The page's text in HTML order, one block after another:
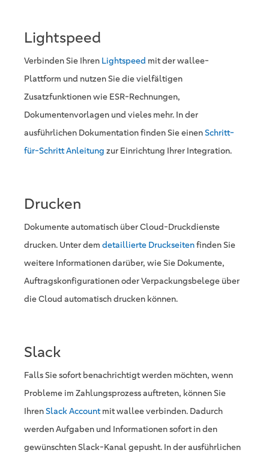
Lightspeed
Verbinden Sie Ihren Lightspeed mit der wallee-
Plattform und nutzen Sie die vielfältigen
Zusatzfunktionen wie ESR-Rechnungen,
Dokumentenvorlagen und vieles mehr. In der
ausführlichen Dokumentation finden Sie einenSchritt-
für-Schritt Anleitung zur Einrichtung Ihrer Integration.
Drucken
Dokumente automatisch über Cloud-Druckdienste
drucken. Unter dem detaillierte Druckseitenfinden Sie
weitere Informationen darüber, wie Sie Dokumente,
Auftragskonfigurationen oder Verpackungsbelege über
die Cloud automatisch drucken können.
Slack
Falls Sie sofort benachrichtigt werden möchten, wenn
Probleme im Zahlungsprozess auftreten, können Sie
IhrenSlack Accountmit wallee verbinden. Dadurch
werden Aufgaben und Informationen sofort in den
gewünschten Slack-Kanal gepusht. In der ausführlichen